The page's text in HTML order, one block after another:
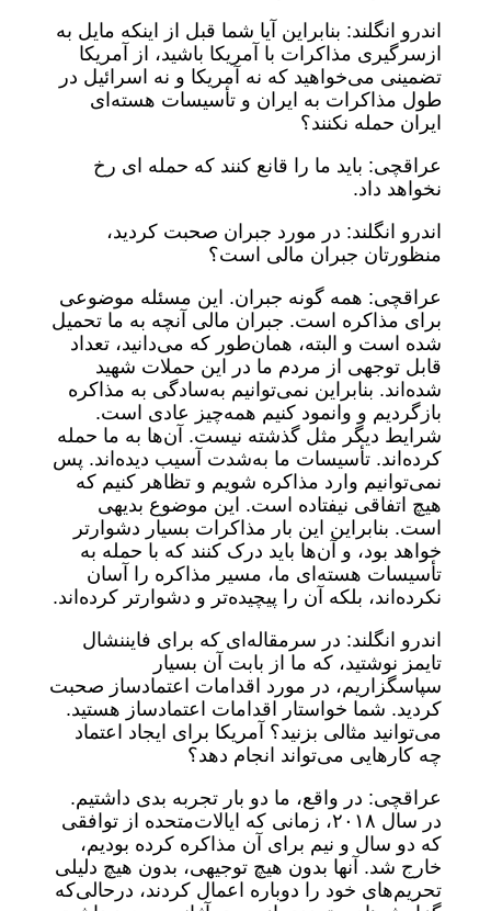
اندرو انگلند: بنابراین آیا شما قبل از اینکه مایل به
ازسرگیری مذاکرات با آمریکا باشید، از آمریکا
تضمینی می‌خواهید که نه آمریکا و نه اسرائیل در
طول مذاکرات به ایران و تأسیسات هسته‌ای
ایران حمله نکنند؟
عراقچی: باید ما را قانع کنند که حمله ای رخ
نخواهد داد.
اندرو انگلند: در مورد جبران صحبت کردید،
منظورتان جبران مالی است؟
عراقچی: همه‌ گونه جبران. این مسئله موضوعی
برای مذاکره است. جبران مالی آنچه به ما تحمیل
شده است و البته، همان‌طور که می‌دانید، تعداد
قابل توجهی از مردم ما در این حملات شهید
شده‌اند. بنابراین نمی‌توانیم به‌سادگی به مذاکره
بازگردیم و وانمود کنیم همه‌چیز عادی است.
شرایط دیگر مثل گذشته نیست. آن‌ها به ما حمله
کرده‌اند. تأسیسات ما به‌شدت آسیب دیده‌اند. پس
نمی‌توانیم وارد مذاکره شویم و تظاهر کنیم که
هیچ اتفاقی نیفتاده است. این موضوع بدیهی
است. بنابراین این بار مذاکرات بسیار دشوارتر
خواهد بود، و آن‌ها باید درک کنند که با حمله به
تأسیسات هسته‌ای ما، مسیر مذاکره را آسان
نکرده‌اند، بلکه آن را پیچیده‌تر و دشوارتر کرده‌اند.
اندرو انگلند: در سرمقاله‌ای که برای فایننشال
تایمز نوشتید، که ما از بابت آن بسیار
سپاسگزاریم، در مورد اقدامات اعتمادساز صحبت
کردید. شما خواستار اقدامات اعتمادساز هستید.
می‌توانید مثالی بزنید؟ آمریکا برای ایجاد اعتماد
چه کارهایی می‌تواند انجام دهد؟
عراقچی: در واقع، ما دو بار تجربه بدی داشتیم.
در سال ۲۰۱۸، زمانی که ایالات‌متحده از توافقی
که دو سال و نیم برای آن مذاکره کرده بودیم،
خارج شد. آنها بدون هیچ توجیهی، بدون هیچ دلیلی
تحریم‌های خود را دوباره اعمال کردند، درحالی‌که